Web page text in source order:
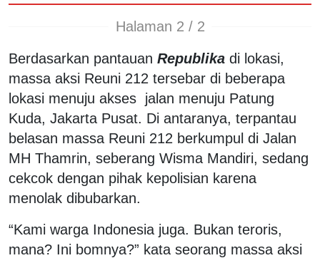
Halaman 2 / 2
Berdasarkan pantauan Republika di lokasi,
massa aksi Reuni 212 tersebar di beberapa
lokasi menuju akses jalan menuju Patung
Kuda, Jakarta Pusat. Di antaranya, terpantau
belasan massa Reuni 212 berkumpul di Jalan
MH Thamrin, seberang Wisma Mandiri, sedang
cekcok dengan pihak kepolisian karena
menolak dibubarkan.
“Kami warga Indonesia juga. Bukan teroris,
mana? Ini bomnya?” kata seorang massa aksi